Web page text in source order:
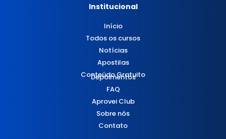
Institucional
Início
Todos os cursos
Notícias
Apostilas
Conteúdo Gratuito
Depoimentos
FAQ
Aprovei Club
Sobre nós
Contato